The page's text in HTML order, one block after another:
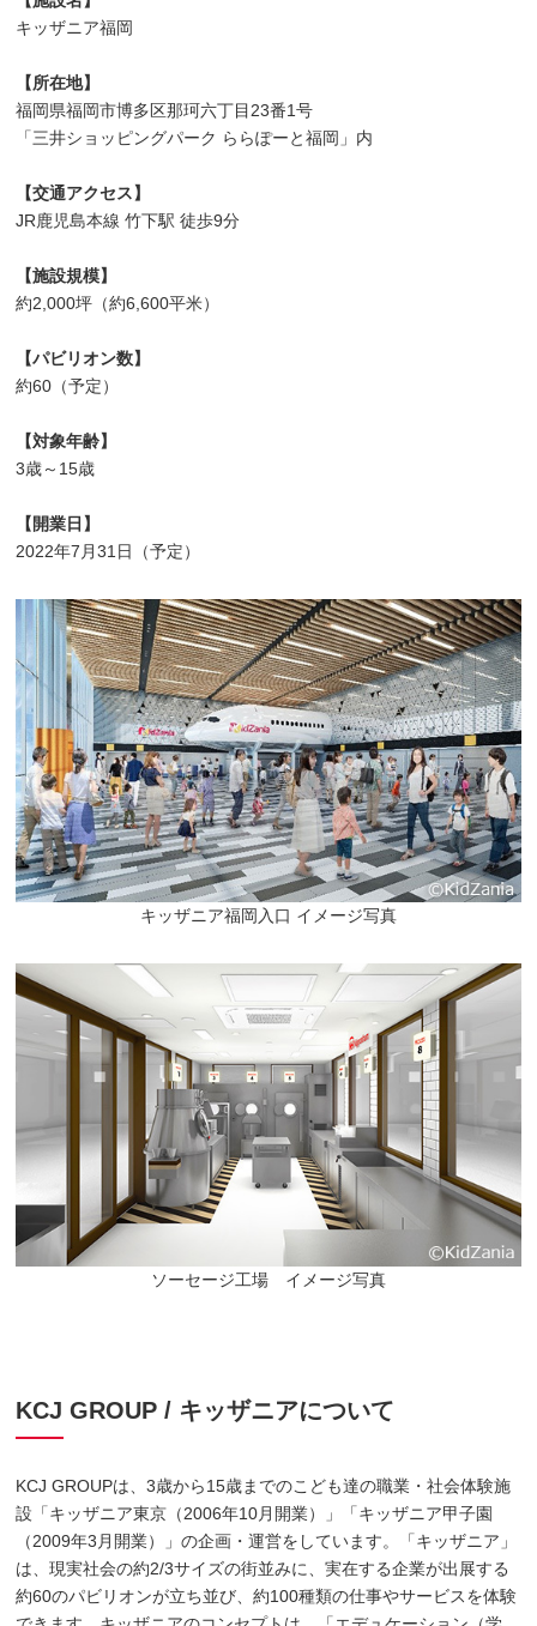
キッザニア福岡
【所在地】
福岡県福岡市博多区那珂六丁目23番1号
「三井ショッピングパーク ららぽーと福岡」内
【交通アクセス】
JR鹿児島本線 竹下駅 徒歩9分
【施設規模】
約2,000坪（約6,600平米）
【パビリオン数】
約60（予定）
【対象年齢】
3歳～15歳
【開業日】
2022年7月31日（予定）
キッザニア福岡入口 イメージ写真
ソーセージ工場 イメージ写真
KCJ GROUP / キッザニアについて
KCJ GROUPは、3歳から15歳までのこども達の職業・社会体験施
設「キッザニア東京（2006年10月開業）」「キッザニア甲子園
（2009年3月開業）」の企画・運営をしています。「キッザニア」
は、現実社会の約2/3サイズの街並みに、実在する企業が出展する
約60のパビリオンが立ち並び、約100種類の仕事やサービスを体験